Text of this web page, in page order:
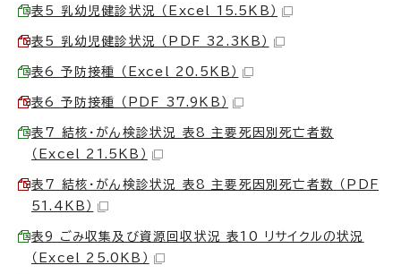
表5 乳幼児健診状況 （Excel 15.5KB）
表5 乳幼児健診状況 （PDF 32.3KB）
表6 予防接種 （Excel 20.5KB）
表6 予防接種 （PDF 37.9KB）
表7 結核・がん検診状況 表8 主要死因別死亡者数
（Excel 21.5KB）
表7 結核・がん検診状況 表8 主要死因別死亡者数 （PDF
51.4KB）
表9 ごみ収集及び資源回収状況 表10 リサイクルの状況
（Excel 25.0KB）